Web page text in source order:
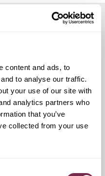
content and ads, to
to analyse our traffic.
your use of our site with
analytics partners who
that you’ve
collected from your use
valutazione gratuita della